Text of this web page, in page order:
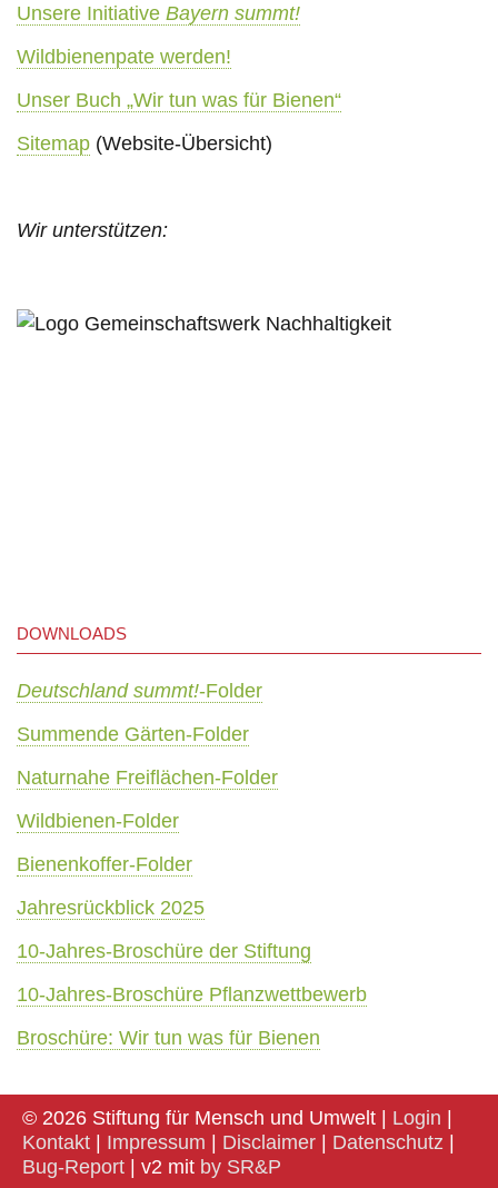
Unsere Initiative Bayern summt!
Wildbienenpate werden!
Unser Buch „Wir tun was für Bienen“
Sitemap (Website-Übersicht)
Wir unterstützen:
DOWNLOADS
Deutschland summt!-Folder
Summende Gärten-Folder
Naturnahe Freiflächen-Folder
Wildbienen-Folder
Bienenkoffer-Folder
Jahresrückblick 2025
10-Jahres-Broschüre der Stiftung
10-Jahres-Broschüre Pflanzwettbewerb
Broschüre: Wir tun was für Bienen
© 2026 Stiftung für Mensch und Umwelt | Login |
Kontakt | Impressum | Disclaimer | Datenschutz |
Bug-Report | v2 mit by SR&P